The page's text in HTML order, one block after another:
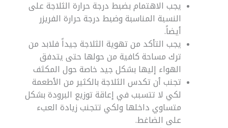
يجب الاهتمام بضبط درجة حرارة الثلاجة على
النسبة المناسبة وضبط درجة حرارة الفريزر
أيضاً.
يجب التأكد من تهوية الثلاجة جيداً فلابد من
ترك مساحة كافية من حولها حتى يتدفق
الهواء إليها بشكل جيد خاصة حول المكثف
تجنب أن تكدس الثلاجة بالكثير من الأطعمة
لكي لا تتسبب في إعاقة توزيع البرودة بشكل
متساوي داخلها ولكي تتجنب زيادة العبء
على الضاغط.